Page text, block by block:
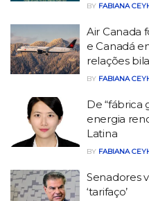
BY FABIANA
Air Canada
e Canadá
relações
BY FABIANA
De “fábrica
energia
Latina
BY FABIANA
Senadores
‘tarifaço’